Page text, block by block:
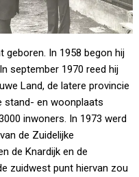
geboren. In 1958 begon hij
september 1970 reed hij
Land, de latere provincie
stand- en woonplaats
inwoners. In 1973 werd
de Zuidelijke
de Knardijk en de
zuidwest punt hiervan zou